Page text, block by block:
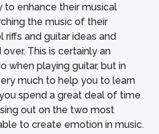
to enhance their musical
the music of their
and guitar ideas and
This is certainly an
when playing guitar, but in
much to help you to learn
spend a great deal of time
out on the two most
to create emotion in music.